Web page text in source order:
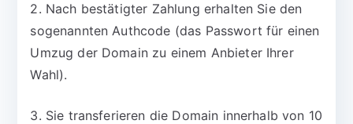
2. Nach bestätigter Zahlung erhalten Sie den
sogenannten Authcode (das Passwort für einen
Umzug der Domain zu einem Anbieter Ihrer
Wahl).
3. Sie transferieren die Domain innerhalb von 10